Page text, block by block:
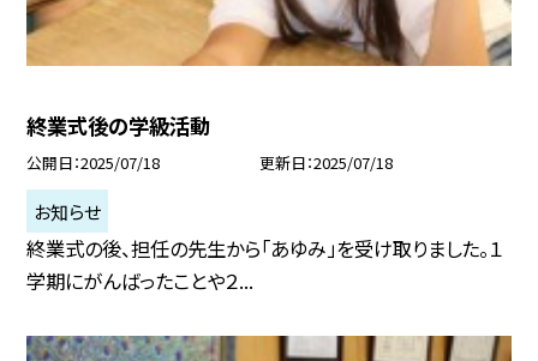
終業式後の学級活動
公開日 2025/07/18 更新日 2025/07/18
お知らせ
終業式の後、担任の先生から「あゆみ」を受け取りました。１
学期にがんばったことや２...